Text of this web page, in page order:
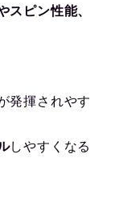
スピン性能、
発揮されやす
しやすくなる